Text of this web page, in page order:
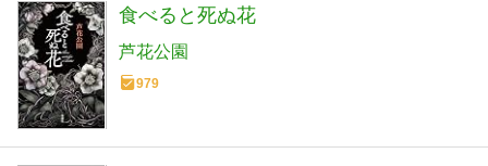
食べると死ぬ花
芦花公園
979